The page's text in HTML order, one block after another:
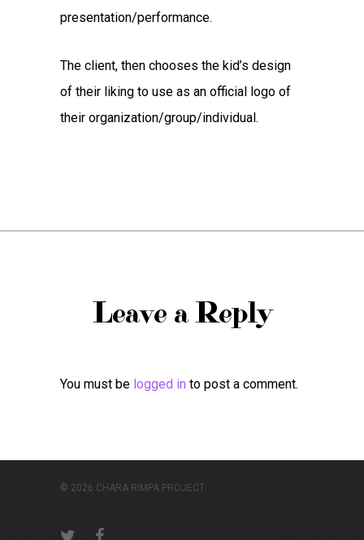
presentation/performance.
The client, then chooses the kid’s design
of their liking to use as an official logo of
their organization/group/individual.
Leave a Reply
You must be logged in to post a comment.
© 2026 CHARA RIMPA PROJECT.